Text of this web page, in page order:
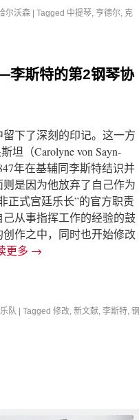
尔沃森 Tagged 中提琴, 亨德尔, 克
李斯特的第2钢琴协
下了深刻的印记。这一方
坦（Carolyne von Sayn-
年在基辅同李斯特结识并
是因为他放弃了自己作为
正式宫廷乐长”的官方职责
从事指挥工作的经验的鼓
作之中，同时也开始修改
更多 →
队 Tagged 修改, 新文献, 李斯特, 钢